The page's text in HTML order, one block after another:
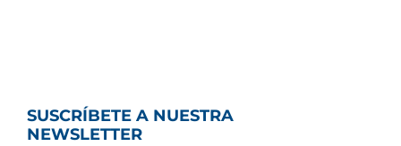
SUSCRÍBETE A NUESTRA
NEWSLETTER